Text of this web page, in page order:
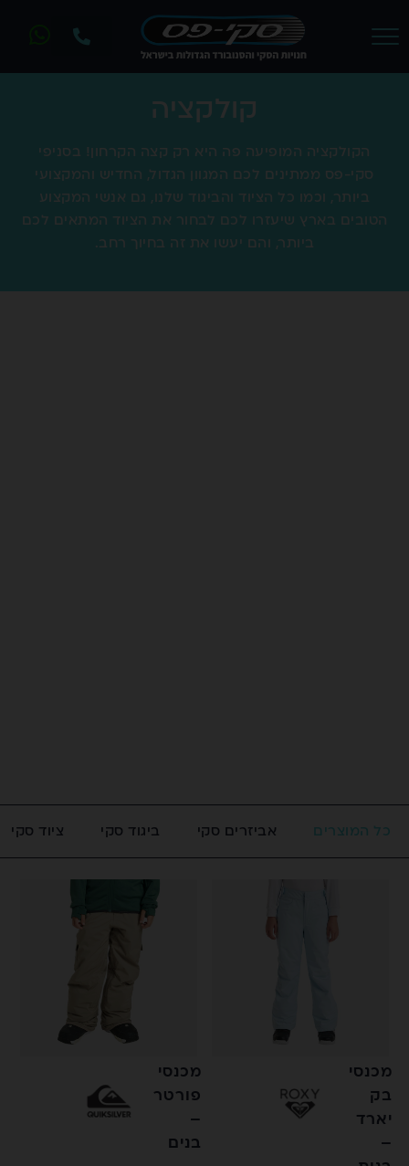
קולקציה
הקולקציה המופיעה פה היא רק קצה הקרחון! בסניפי
סקי-פס ממתינים לכם המגוון הגדול, החדיש והמקצועי
ביותר, וכמו כל הציוד והביגוד שלנו, גם אנשי המקצוע
הטובים בארץ שיעזרו לכם לבחור את הציוד המתאים לכם
ביותר, והם יעשו את זה בחיוך רחב.
כל המוצרים אביזרים סקי ביגוד סקי ציוד סקי
מכנסי
בק
יארד
–
מכנסי
פורטר
–
בנים